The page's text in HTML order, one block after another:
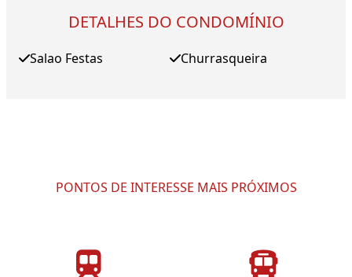
DETALHES DO CONDOMÍNIO
Salao Festas Churrasqueira
PONTOS DE INTERESSE MAIS PRÓXIMOS